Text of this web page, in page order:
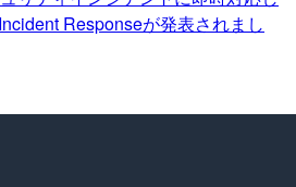
Responseが発表されまし